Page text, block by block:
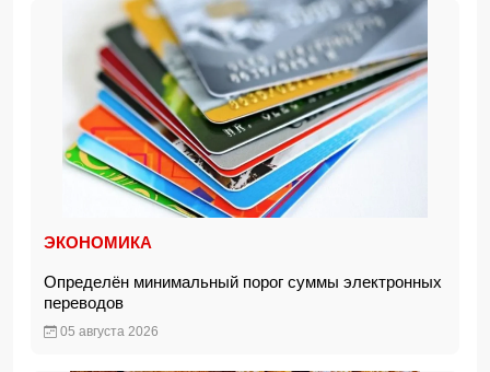
ЭКОНОМИКА
Определён минимальный порог суммы электронных
переводов
05 августа 2026